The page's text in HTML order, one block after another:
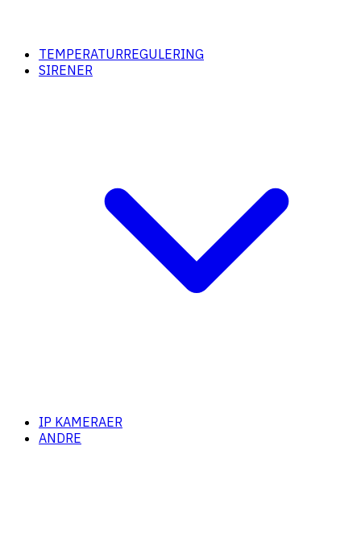
TEMPERATURREGULERING
SIRENER
IP KAMERAER
ANDRE